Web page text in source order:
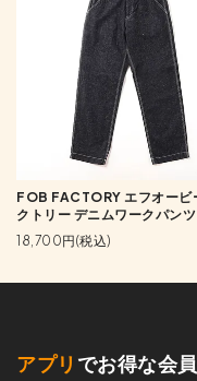
FOB FACTORY エフオービ
クトリー デニムワークパンツ
18,700円(税込)
アプリ でお得な会